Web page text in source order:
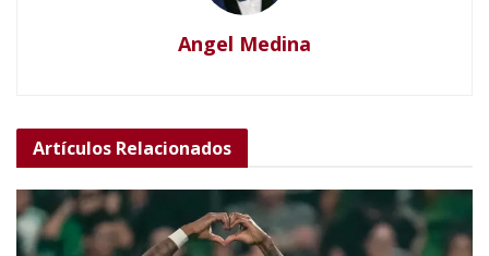
Angel Medina
Artículos Relacionados